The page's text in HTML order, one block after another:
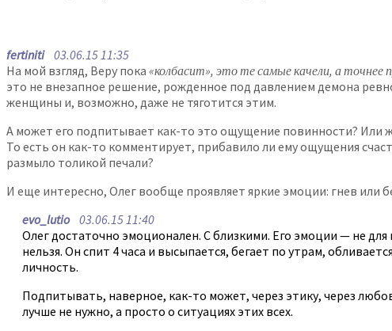
fertiniti03.06.15 11:35
На мой взгляд, Веру пока «колбасит», это те самые качели, а
это не внезапное решение, рожденное под давлением демона
женщины и, возможно, даже не тяготится этим.
А может его подпитывает как-то это ощущение повинности? Или
То есть он как-то комментирует, прибавило ли ему ощущения
размыло толикой печали?
И еще интересно, Олег вообще проявляет яркие эмоции: гнев или
evo_lutio03.06.15 11:40
Олег достаточно эмоционален. С близкими. Его эмоции — не
нельзя. Он спит 4 часа и высыпается, бегает по утрам,
личность.
Подпитывать, наверное, как-то может, через этику, через
лучше не нужно, а просто о ситуациях этих всех.